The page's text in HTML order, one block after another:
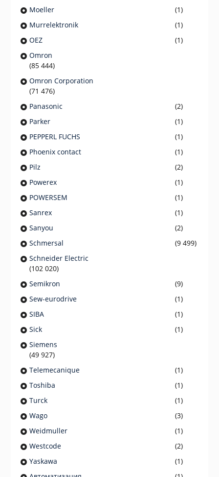
Moeller
(1)
Murrelektronik
(1)
OEZ
(1)
Omron
(85 444)
Omron Corporation
(71 476)
Panasonic
(2)
Parker
(1)
PEPPERL FUCHS
(1)
Phoenix contact
(1)
Pilz
(2)
Powerex
(1)
POWERSEM
(1)
Sanrex
(1)
Sanyou
(2)
Schmersal
(9 499)
Schneider Electric
(102 020)
Semikron
(9)
Sew-eurodrive
(1)
SIBA
(1)
Sick
(1)
Siemens
(49 927)
Telemecanique
(1)
Toshiba
(1)
Turck
(1)
Wago
(3)
Weidmuller
(1)
Westcode
(2)
Yaskawa
(1)